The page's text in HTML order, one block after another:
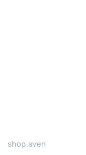
shop.sven